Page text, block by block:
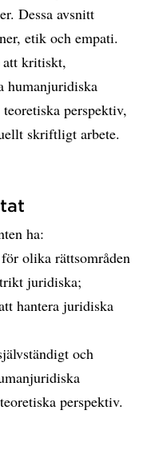
Dessa avsnitt
etik och empati.
att kritiskt,
humanjuridiska
perspektiv,
skriftligt arbete.
ha:
olika rättsområden
juridiska;
hantera juridiska
och
perspektiv.